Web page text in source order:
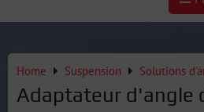
Home Suspension Solutions
Adaptateur d'angle